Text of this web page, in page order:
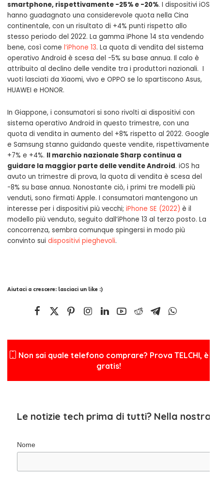
smartphone, rispettivamente -25% e -20%. I dispositivi iOS
hanno guadagnato una considerevole quota nella Cina
continentale, con un risultato di +4% punti rispetto allo
stesso periodo del 2022. La gamma iPhone 14 sta vendendo
bene, così come l’iPhone 13. La quota di vendita del sistema
operativo Android è scesa del -5% su base annua. Il calo è
attribuito al declino delle vendite tra i produttori nazionali. I
vuoti lasciati da Xiaomi, vivo e OPPO se lo spartiscono Asus,
HUAWEI e HONOR.
In Giappone, i consumatori si sono rivolti ai dispositivi con
sistema operativo Android in questo trimestre, con una
quota di vendita in aumento del +8% rispetto al 2022. Google
e Samsung stanno guidando queste vendite, rispettivamente
+7% e +4%. Il marchio nazionale Sharp continua a
guidare la maggior parte delle vendite Android. iOS ha
avuto un trimestre di prova, la quota di vendita è scesa del
-8% su base annua. Nonostante ciò, i primi tre modelli più
venduti, sono firmati Apple. I consumatori mantengono un
interesse per i dispositivi più vecchi; iPhone SE (2022) è il
modello più venduto, seguito dall’iPhone 13 al terzo posto. La
concorrenza, sembra comunque spingersi in modo più
convinto sui dispositivi pieghevoli.
Aiutaci a crescere: lasciaci un like :)
Non sai quale telefono comprare? Prova TELCHI, è
gratis!
Le notizie tech prima di tutti? Nella nostra
Nome